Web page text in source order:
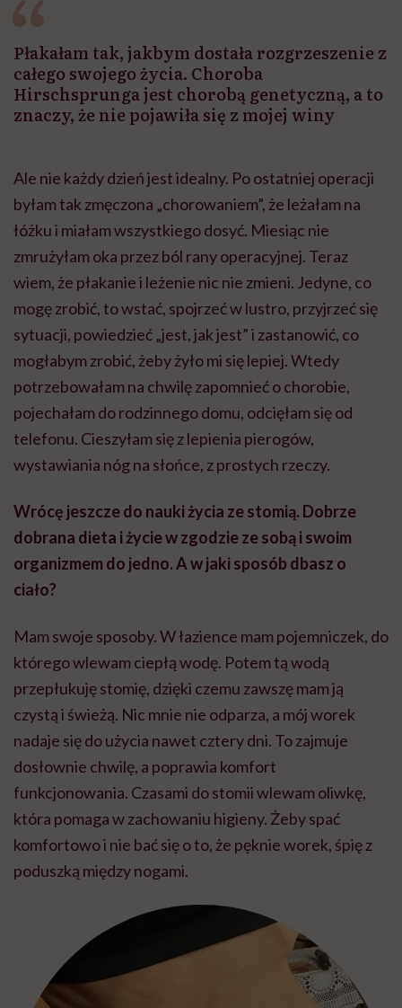
Płakałam tak, jakbym dostała rozgrzeszenie z
całego swojego życia. Choroba
Hirschsprunga jest chorobą genetyczną, a to
znaczy, że nie pojawiła się z mojej winy
Ale nie każdy dzień jest idealny. Po ostatniej operacji
byłam tak zmęczona „chorowaniem”, że leżałam na
łóżku i miałam wszystkiego dosyć. Miesiąc nie
zmrużyłam oka przez ból rany operacyjnej. Teraz
wiem, że płakanie i leżenie nic nie zmieni. Jedyne, co
mogę zrobić, to wstać, spojrzeć w lustro, przyjrzeć się
sytuacji, powiedzieć „jest, jak jest” i zastanowić, co
mogłabym zrobić, żeby żyło mi się lepiej. Wtedy
potrzebowałam na chwilę zapomnieć o chorobie,
pojechałam do rodzinnego domu, odcięłam się od
telefonu. Cieszyłam się z lepienia pierogów,
wystawiania nóg na słońce, z prostych rzeczy.
Wrócę jeszcze do nauki życia ze stomią. Dobrze
dobrana dieta i życie w zgodzie ze sobą i swoim
organizmem do jedno. A w jaki sposób dbasz o
ciało?
Mam swoje sposoby. W łazience mam pojemniczek, do
którego wlewam ciepłą wodę. Potem tą wodą
przepłukuję stomię, dzięki czemu zawszę mam ją
czystą i świeżą. Nic mnie nie odparza, a mój worek
nadaje się do użycia nawet cztery dni. To zajmuje
dosłownie chwilę, a poprawia komfort
funkcjonowania. Czasami do stomii wlewam oliwkę,
która pomaga w zachowaniu higieny. Żeby spać
komfortowo i nie bać się o to, że pęknie worek, śpię z
poduszką między nogami.